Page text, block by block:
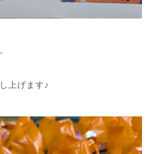
上げます♪